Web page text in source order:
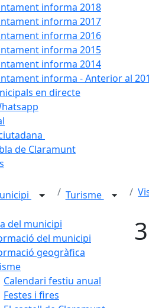
informa 2018
informa 2017
informa 2016
informa 2015
informa 2014
informa - Anterior al
en directe
de Claramunt
Turisme
del municipi
del municipi
geogràfica
Calendari festiu anual
Festes i fires